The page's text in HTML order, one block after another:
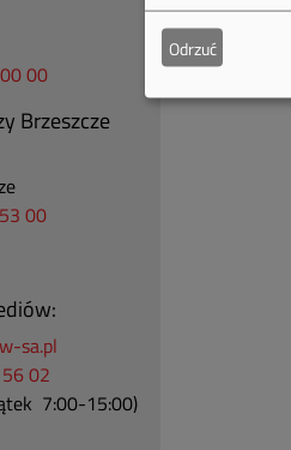
00
Brzeszcze
00
sa.pl
02
7:00-15:00)
Odrzuć